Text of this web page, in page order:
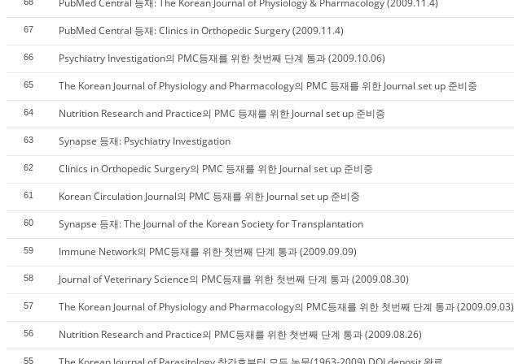
PubMed Central 등재: The Korean Journal of Physiology & Pharmacology (2009.11.4)
67 PubMed Central 등재: Clinics in Orthopedic Surgery (2009.11.4)
66 Psychiatry Investigation의 PMC등재를 위한 첫번째 단계 통과 (2009.10.06)
65 The Korean Journal of Physiology and Pharmacology의 PMC 등재를 위한 Journal set up 준비중
64 Nutrition Research and Practice의 PMC 등재를 위한 Journal set up 준비중
63 Synapse 등재: Psychiatry Investigation
62 Clinics in Orthopedic Surgery의 PMC 등재를 위한 Journal set up 준비중
61 Korean Circulation Journal의 PMC 등재를 위한 Journal set up 준비중
60 Synapse 등재: The Journal of the Korean Society for Transplantation
59 Immune Network의 PMC등재를 위한 첫번째 단계 통과 (2009.09.09)
58 Journal of Veterinary Science의 PMC등재를 위한 첫번째 단계 통과 (2009.08.30)
57 The Korean Journal of Physiology and Pharmacology의 PMC등재를 위한 첫번째 단계 통과 (2009.09.03)
56 Nutrition Research and Practice의 PMC등재를 위한 첫번째 단계 통과 (2009.08.26)
55